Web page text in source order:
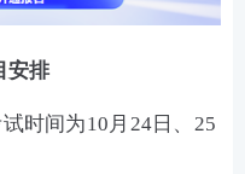
安排
时间为10月24日、25